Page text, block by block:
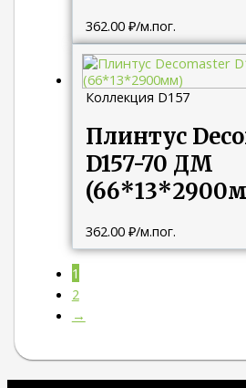
362.00₽/м.пог.
Коллекция D157
Плинтус
D157-70 ДМ
362.00₽/м.пог.
1
2
→